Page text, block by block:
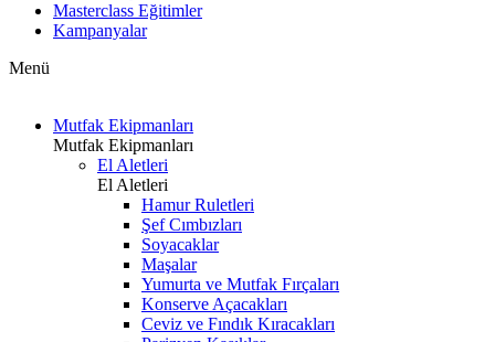
Masterclass Eğitimler
Kampanyalar
Menü
Mutfak Ekipmanları
Mutfak Ekipmanları
El Aletleri
El Aletleri
Hamur Ruletleri
Şef Cımbızları
Soyacaklar
Maşalar
Yumurta ve Mutfak Fırçaları
Konserve Açacakları
Ceviz ve Fındık Kıracakları